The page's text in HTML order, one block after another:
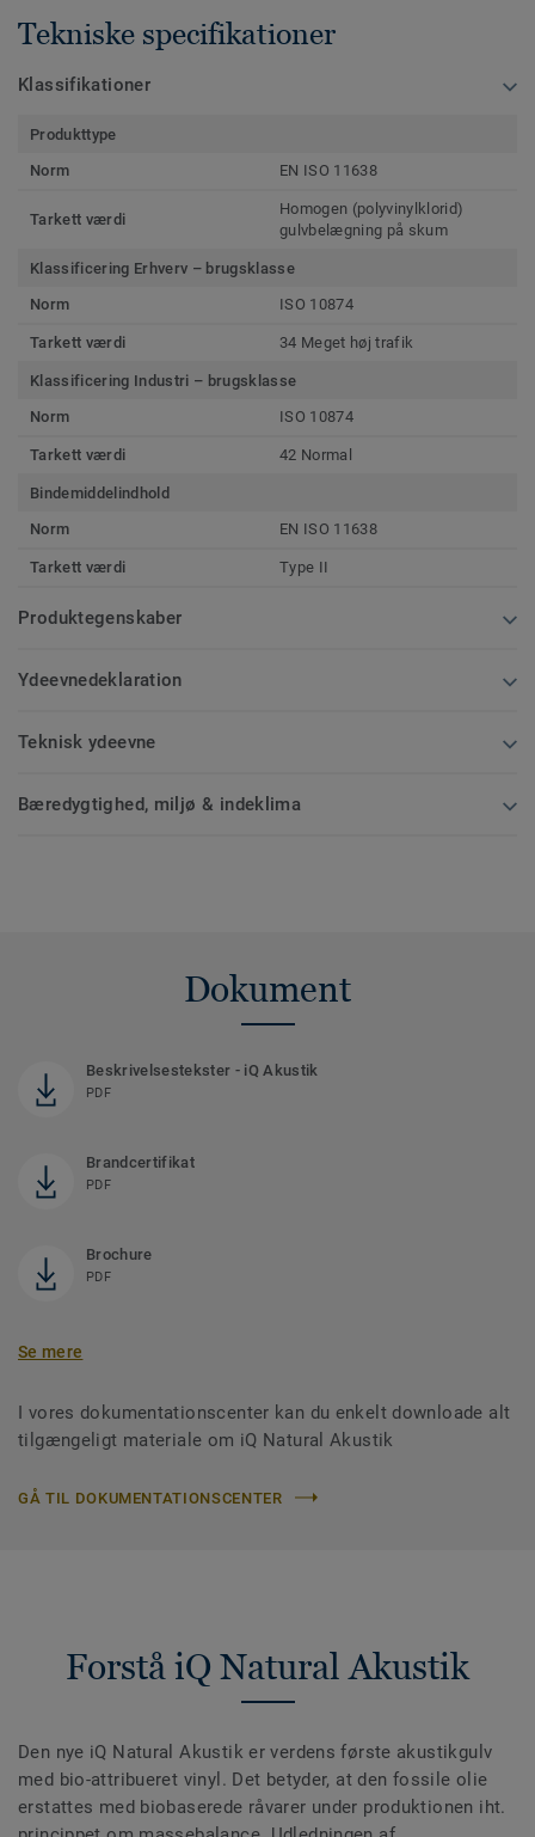
Tekniske specifikationer
Klassifikationer
Produkttype
Norm
EN ISO 11638
Tarkett værdi
Homogen (polyvinylklorid)
gulvbelægning på skum
Klassificering Erhverv – brugsklasse
Norm
ISO 10874
Tarkett værdi 34 Meget høj trafik
Klassificering Industri – brugsklasse
Norm
ISO 10874
Tarkett værdi 42 Normal
Bindemiddelindhold
Norm
EN ISO 11638
Tarkett værdi Type II
Produktegenskaber
Ydeevnedeklaration
Teknisk ydeevne
Bæredygtighed, miljø & indeklima
Dokument
Beskrivelsestekster - iQ Akustik
PDF
Brandcertifikat
PDF
Brochure
PDF
Se mere
I vores dokumentationscenter kan du enkelt downloade alt
tilgængeligt materiale om iQ Natural Akustik
GÅ TIL DOKUMENTATIONSCENTER
Forstå iQ Natural Akustik
Den nye iQ Natural Akustik er verdens første akustikgulv
med bio-attribueret vinyl. Det betyder, at den fossile olie
erstattes med biobaserede råvarer under produktionen iht.